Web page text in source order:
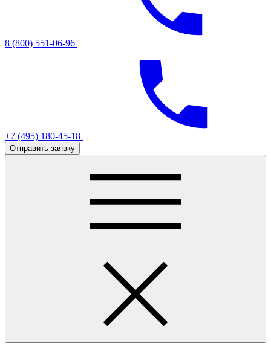
8 (800) 551-06-96
+7 (495) 180-45-18
Отправить заявку